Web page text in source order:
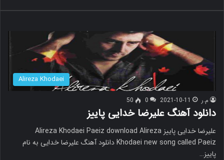
Alireza Khodaei
م.ر 2021-10-11
0
50
دانلود آهنگ علیرضا خدایی پاییز
علیرضا خدایی پاییز Alireza Khodaei Paeiz download Alireza
Khodaei new song called Paeiz دانلود آهنگ علیرضا خدایی به نام
پاییز…